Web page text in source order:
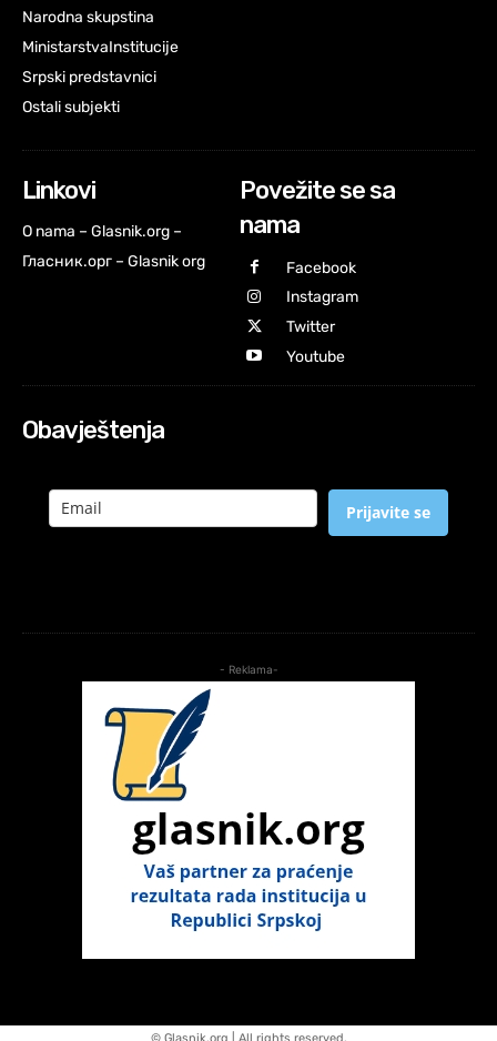
Narodna skupstina
MinistarstvaInstitucije
Srpski predstavnici
Ostali subjekti
Linkovi
O nama – Glasnik.org –
Гласник.орг – Glasnik org
Povežite se sa
nama
Facebook
Instagram
Twitter
Youtube
Obavještenja
Prijavite se
- Reklama-
© Glasnik.org | All rights reserved.